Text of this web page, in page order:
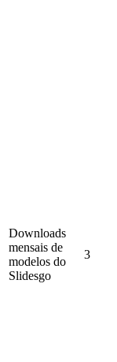
Downloads
mensais de
modelos do
Slidesgo
3